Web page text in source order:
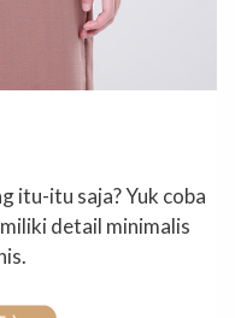
itu-itu saja? Yuk coba
detail minimalis